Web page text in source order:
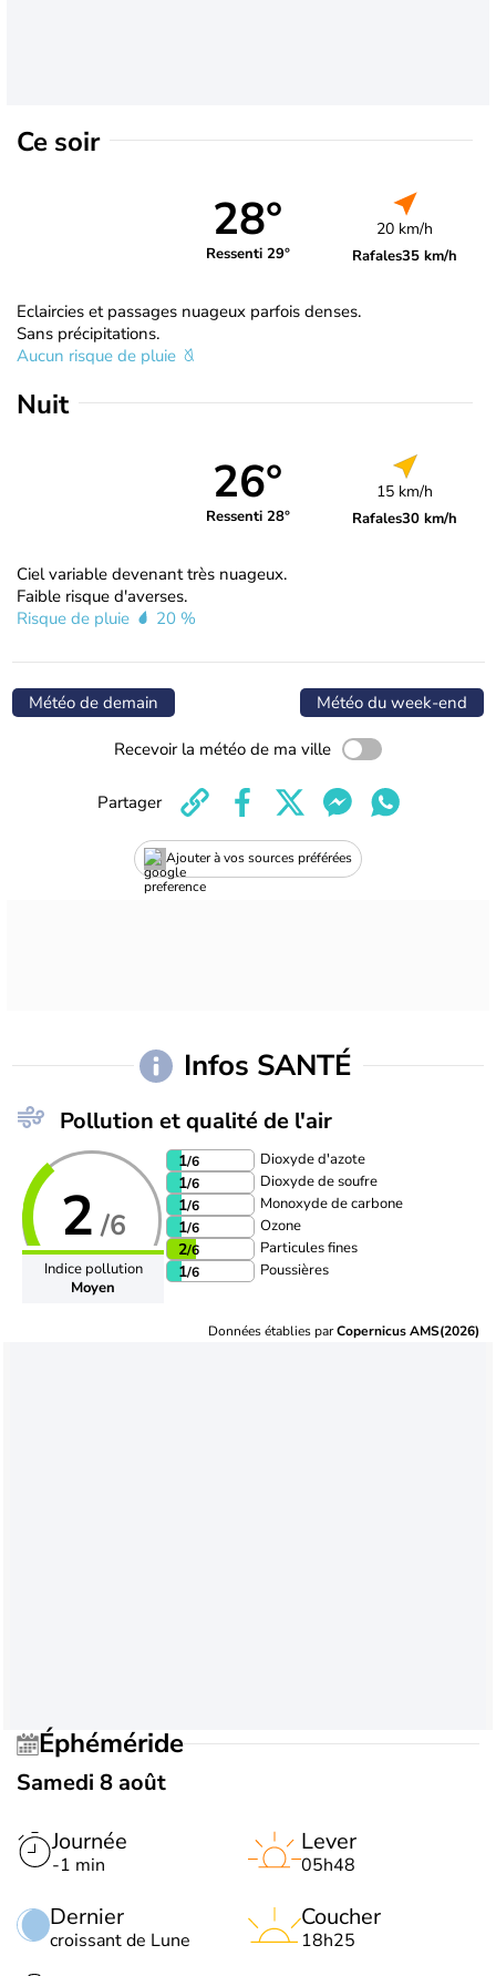
Ce soir
28°
Ressenti 29°
20 km/h
Rafales35 km/h
Eclaircies et passages nuageux parfois denses.
Sans précipitations.
Aucun risque de pluie
Nuit
26°
Ressenti 28°
15 km/h
Rafales30 km/h
Ciel variable devenant très nuageux.
Faible risque d'averses.
Risque de pluie
20 %
Météo de demain Météo du week-end
Recevoir la météo de ma ville
Ajouter à vos sources préférées
Partager
Infos SANTÉ
Pollution et qualité de l'air
2 /6
Indice pollution
Moyen
1/6 Dioxyde d'azote
1/6 Dioxyde de soufre
1/6 Monoxyde de carbone
1/6 Ozone
2/6 Particules fines
1/6 Poussières
Données établies parCopernicus AMS(2026)
Éphéméride
Samedi 8 août
Journée
-1 min
Dernier
croissant de Lune
Lever
05h48
Coucher
18h25